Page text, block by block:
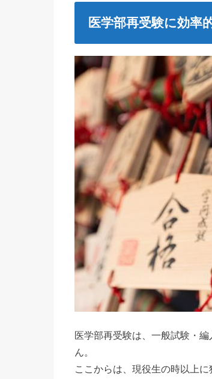
医学部再受験に効率
医学部再受験は、一般試験・
ん。
ここからは、現役生の時以上